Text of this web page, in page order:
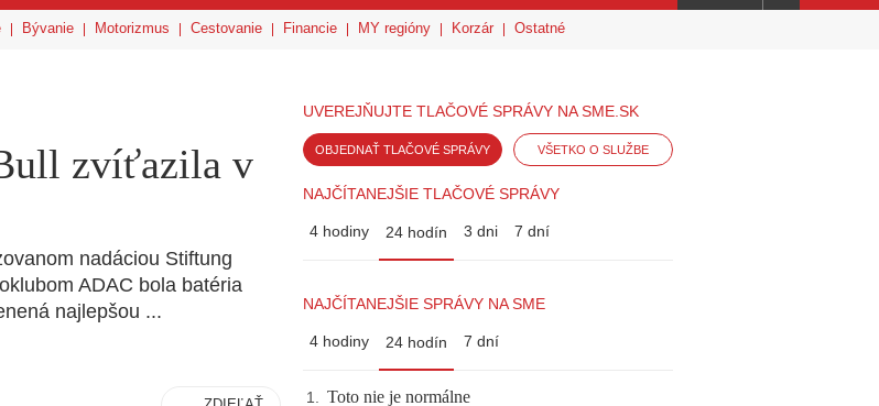
Hľadaj
Bývanie Motorizmus Cestovanie Financie MY regióny Korzár Ostatné
zvíťazila v
nadáciou Stiftung
ADAC bola batéria
najlepšou ...
UVEREJŇUJTE TLAČOVÉ SPRÁVY NA SME.SK
OBJEDNAŤ TLAČOVÉ SPRÁVY VŠETKO O SLUŽBE
NAJČÍTANEJŠIE TLAČOVÉ SPRÁVY
4 hodiny 24 hodín 3 dni 7 dní
NAJČÍTANEJŠIE SPRÁVY NA SME
4 hodiny 24 hodín 7 dní
1. Toto nie je normálne